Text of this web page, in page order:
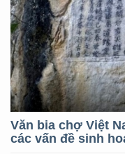
Văn bia chợ Việt
các vấn đề sinh